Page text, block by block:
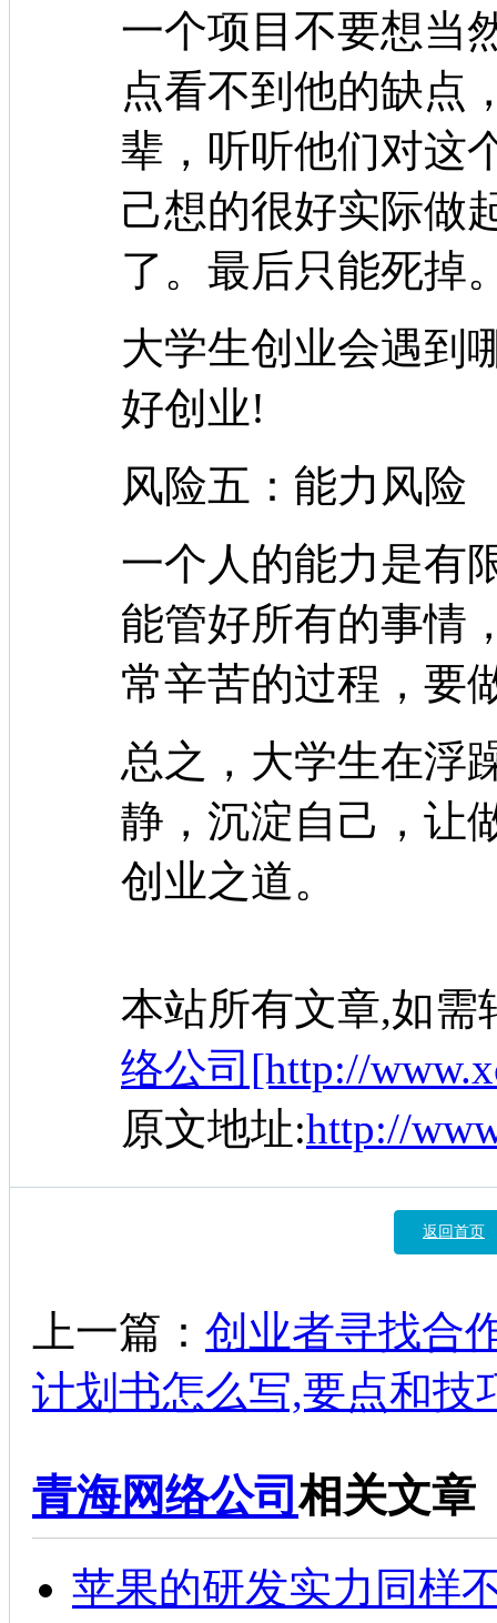
一个项目不要想当
点看不到他的缺点
辈，听听他们对这
己想的很好实际做
了。最后只能死掉
大学生创业会遇到
好创业!
风险五：能力风险
一个人的能力是有
能管好所有的事情
常辛苦的过程，要
总之，大学生在浮
静，沉淀自己，让
创业之道。
本站所有文章,如需
络公司[http://
原文地址:http://
返回首页
上一篇： 创业者寻找合
计划书怎么写,要点和技
青海网络公司相关文章
苹果的研发实力同样